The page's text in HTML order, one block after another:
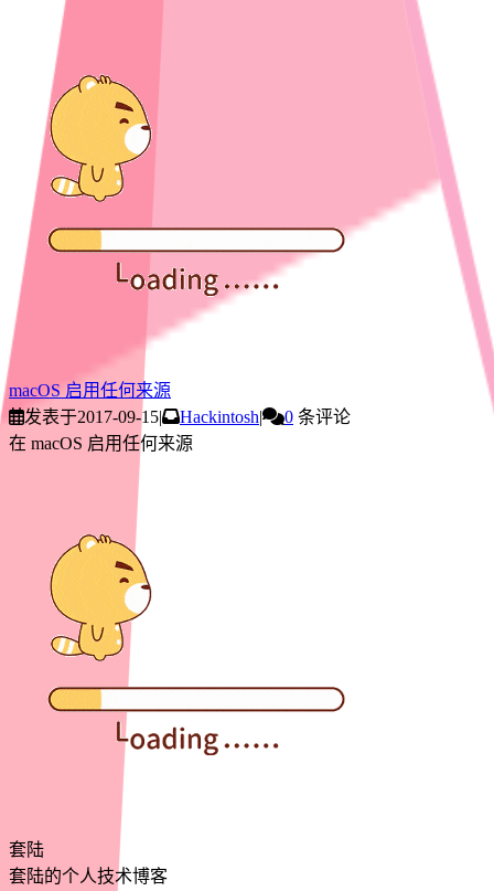
macOS 启用任何来源
发表于2017-09-15| Hackintosh| 0 条评论
在 macOS 启用任何来源
套陆
套陆的个人技术博客